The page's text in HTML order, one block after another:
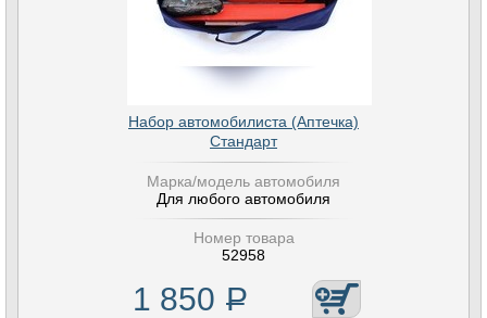
Набор автомобилиста (Аптечка)
Стандарт
Марка/модель автомобиля
Для любого автомобиля
Номер товара
52958
1 850 Р